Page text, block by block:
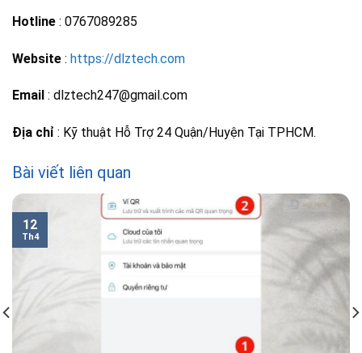
Hotline : 0767089285
Website : https://dlztech.com
Email : dlztech247@gmail.com
Địa chỉ : Kỹ thuật Hỗ Trợ 24 Quận/Huyện Tại TPHCM.
Bài viết liên quan
12
Th4